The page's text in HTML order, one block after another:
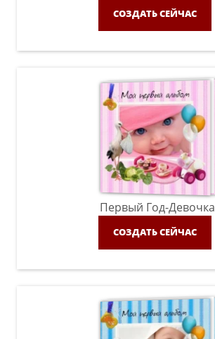
СОЗДАТЬ СЕЙЧАС
Первый Год-Девочка
СОЗДАТЬ СЕЙЧАС